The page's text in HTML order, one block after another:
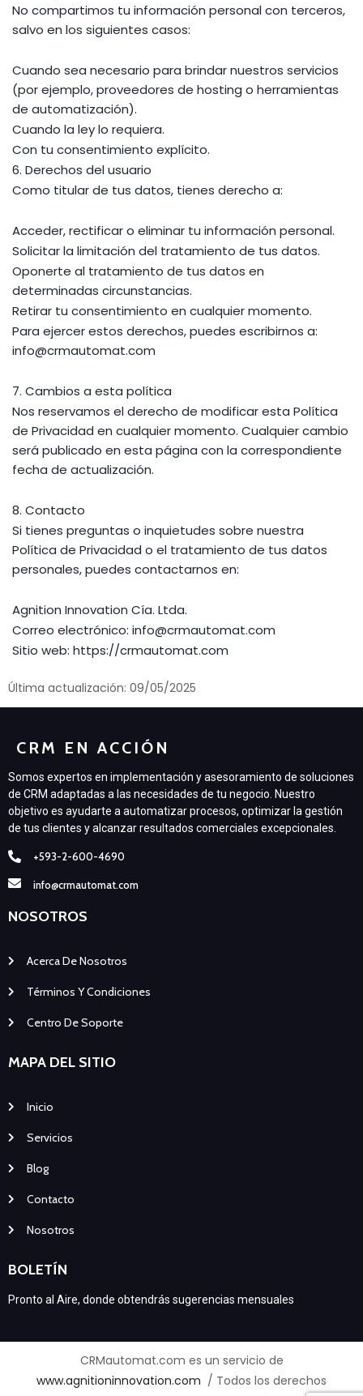
No compartimos tu información personal con terceros,
salvo en los siguientes casos:
Cuando sea necesario para brindar nuestros servicios
(por ejemplo, proveedores de hosting o herramientas
de automatización).
Cuando la ley lo requiera.
Con tu consentimiento explícito.
6. Derechos del usuario
Como titular de tus datos, tienes derecho a:
Acceder, rectificar o eliminar tu información personal.
Solicitar la limitación del tratamiento de tus datos.
Oponerte al tratamiento de tus datos en
determinadas circunstancias.
Retirar tu consentimiento en cualquier momento.
Para ejercer estos derechos, puedes escribirnos a:
info@crmautomat.com
7. Cambios a esta política
Nos reservamos el derecho de modificar esta Política
de Privacidad en cualquier momento. Cualquier cambio
será publicado en esta página con la correspondiente
fecha de actualización.
8. Contacto
Si tienes preguntas o inquietudes sobre nuestra
Política de Privacidad o el tratamiento de tus datos
personales, puedes contactarnos en:
Agnition Innovation Cía. Ltda.
Correo electrónico: info@crmautomat.com
Sitio web: https://crmautomat.com
Última actualización: 09/05/2025
CRM EN ACCIÓN
Somos expertos en implementación y asesoramiento de soluciones
de CRM adaptadas a las necesidades de tu negocio. Nuestro
objetivo es ayudarte a automatizar procesos, optimizar la gestión
de tus clientes y alcanzar resultados comerciales excepcionales.
+593-2-600-4690
info@crmautomat.com
NOSOTROS
Acerca De Nosotros
Términos Y Condiciones
Centro De Soporte
MAPA DEL SITIO
Inicio
Servicios
Blog
Contacto
Nosotros
BOLETÍN
Pronto al Aire, donde obtendrás sugerencias mensuales
CRMautomat.com es un servicio de
www.agnitioninnovation.com / Todos los derechos